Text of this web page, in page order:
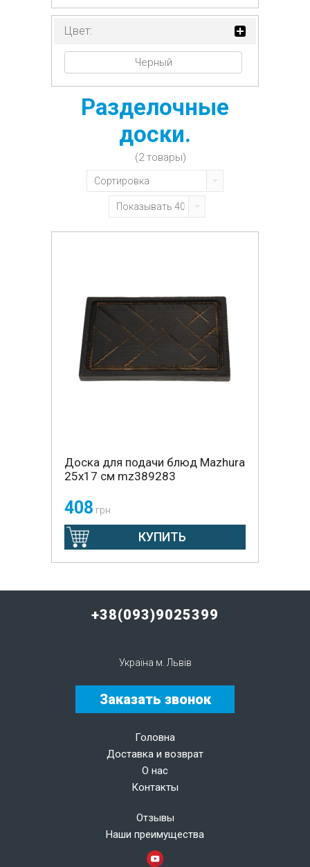
Цвет:
Черный
Разделочные
доски.
(2 товары)
Показывать 40
Сортировка
Доска для подачи блюд Mazhura
25x17 см mz389283
408 грн
КУПИТЬ
+38(093)9025399
Україна м. Львів
Заказать звонок
Головна
Доставка и возврат
О нас
Контакты
Отзывы
Наши преимущества